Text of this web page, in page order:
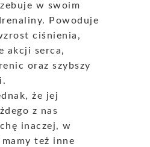
w swoim
Powoduje
ciśnienia,
akcji serca,
oraz szybszy
że jej
z nas
inaczej, w
też inne